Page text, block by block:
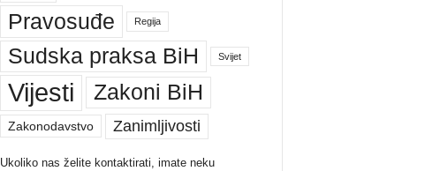
Pravosuđe Regija
Sudska praksa BiH Svijet
Vijesti Zakoni BiH
Zakonodavstvo Zanimljivosti
Ukoliko nas želite kontaktirati, imate neku